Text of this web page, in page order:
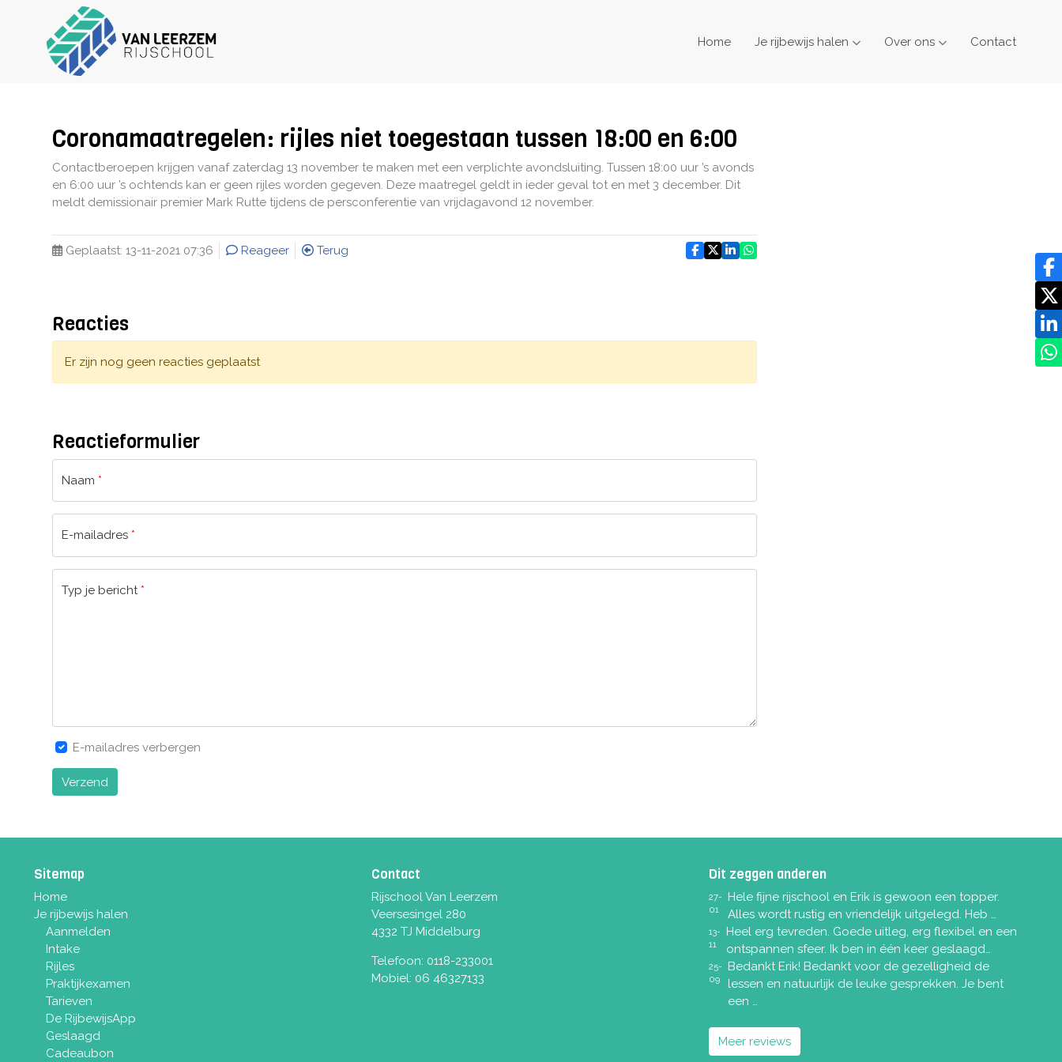
Home Je rijbewijs halen Over ons Contact
Coronamaatregelen: rijles niet toegestaan tussen 18:00 en 6:00
Contactberoepen krijgen vanaf zaterdag 13 november te maken met een verplichte avondsluiting. Tussen 18:00 uur ’s avonds
en 6:00 uur ’s ochtends kan er geen rijles worden gegeven. Deze maatregel geldt in ieder geval tot en met 3 december. Dit
meldt demissionair premier Mark Rutte tijdens de persconferentie van vrijdagavond 12 november.
Geplaatst: 13-11-2021 07:36 Reageer Terug
Reacties
Er zijn nog geen reacties geplaatst
Reactieformulier
Naam *
E-mailadres *
Typ je bericht *
E-mailadres verbergen
Verzend
Sitemap
Home
Je rijbewijs halen
Aanmelden
Intake
Rijles
Praktijkexamen
Tarieven
De RijbewijsApp
Geslaagd
Cadeaubon
Contact
Rijschool Van Leerzem
Veersesingel 280
4332 TJ Middelburg
Telefoon: 0118-233001
Mobiel: 06 46327133
Dit zeggen anderen
27-
01
Hele fijne rijschool en Erik is gewoon een topper.
Alles wordt rustig en vriendelijk uitgelegd. Heb …
13-
11
Heel erg tevreden. Goede uitleg, erg flexibel en een
ontspannen sfeer. Ik ben in één keer geslaagd…
25-
09
Bedankt Erik! Bedankt voor de gezelligheid de
lessen en natuurlijk de leuke gesprekken. Je bent
een …
Meer reviews